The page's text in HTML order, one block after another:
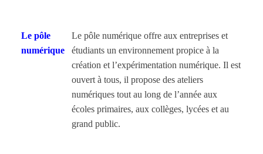
Le pôle
numérique
Le pôle numérique offre aux entreprises et
étudiants un environnement propice à la
création et l’expérimentation numérique. Il est
ouvert à tous, il propose des ateliers
numériques tout au long de l’année aux
écoles primaires, aux collèges, lycées et au
grand public.